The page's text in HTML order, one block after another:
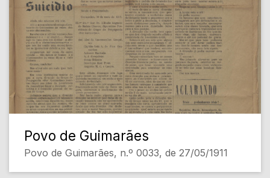
Povo de Guimarães
Povo de Guimarães, n.º 0033, de 27/05/1911